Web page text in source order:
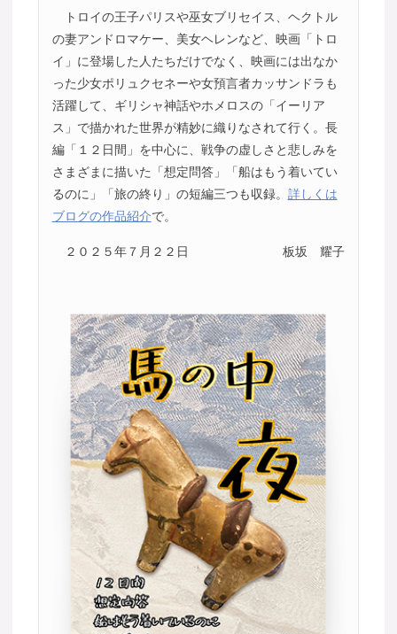
トロイの王子パリスや巫女ブリセイス、ヘクトル
の妻アンドロマケー、美女ヘレンなど、映画「トロ
イ」に登場した人たちだけでなく、映画には出なか
った少女ポリュクセネーや女預言者カッサンドラも
活躍して、ギリシャ神話やホメロスの「イーリア
ス」で描かれた世界が精妙に織りなされて行く。長
編「１２日間」を中心に、戦争の虚しさと悲しみを
さまざまに描いた「想定問答」「船はもう着いてい
るのに」「旅の終り」の短編三つも収録。 詳しくは
ブログの作品紹介で。
２０２５年７月２２日 板坂 耀子